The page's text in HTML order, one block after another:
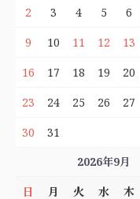
2
3 4 5 6
9
10 11 12 13
16
17 18 19 20
23
24 25 26 27
30
31
2026年9月
日
月 火 水 木